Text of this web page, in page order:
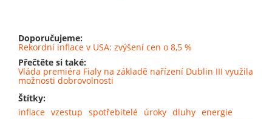
Doporučujeme:
Rekordní inflace v USA: zvýšení cen o 8,5 %
Přečtěte si také:
Vláda premiéra Fialy na základě nařízení Dublin III využila
možnosti dobrovolnosti
Štítky:
inflace vzestup spotřebitelé úroky dluhy energie